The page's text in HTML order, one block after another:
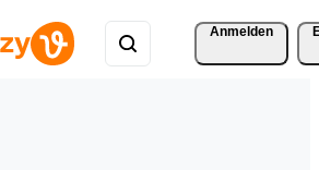
Anmelden